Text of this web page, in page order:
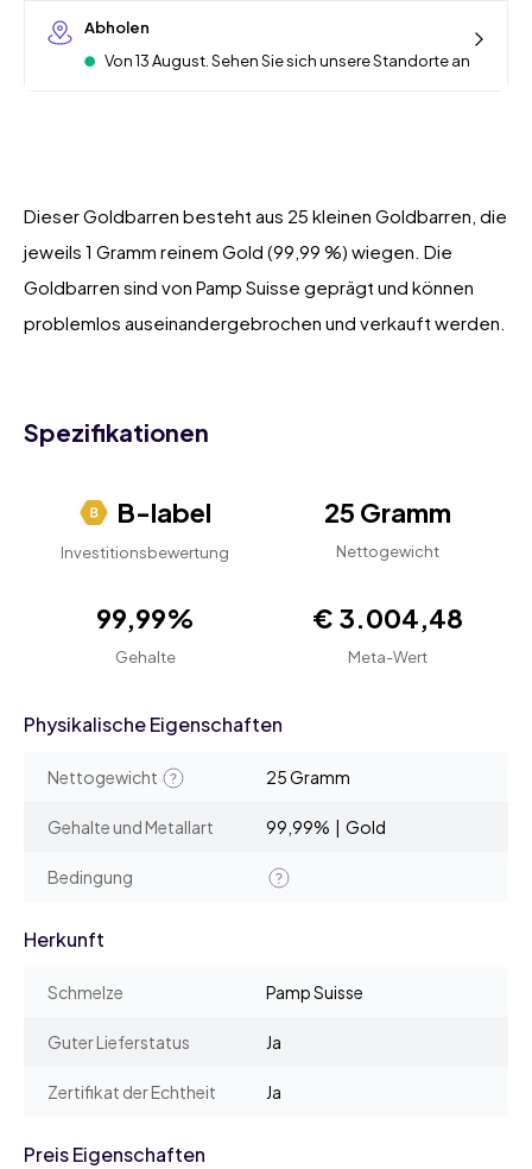
Abholen
Von 13 August. Sehen Sie sich unsere Standorte an
Dieser Goldbarren besteht aus 25 kleinen Goldbarren, die
jeweils 1 Gramm reinem Gold (99,99 %) wiegen. Die
Goldbarren sind von Pamp Suisse geprägt und können
problemlos auseinandergebrochen und verkauft werden.
Spezifikationen
B-label
Investitionsbewertung
25 Gramm
Nettogewicht
99,99%
Gehalte
€ 3.004,48
Meta-Wert
Physikalische Eigenschaften
Nettogewicht 25 Gramm
Gehalte und Metallart 99,99% | Gold
Bedingung
Herkunft
Schmelze Pamp Suisse
Guter Lieferstatus Ja
Zertifikat der Echtheit Ja
Preis Eigenschaften